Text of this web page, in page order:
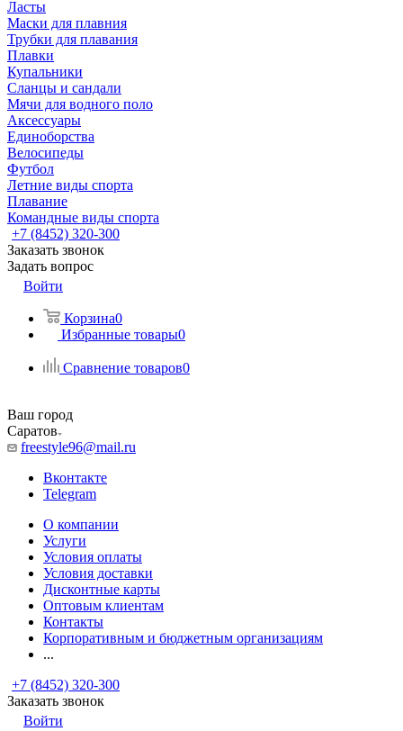
Ласты
Маски для плавния
Трубки для плавания
Плавки
Купальники
Сланцы и сандали
Мячи для водного поло
Аксессуары
Единоборства
Велосипеды
Футбол
Летние виды спорта
Плавание
Командные виды спорта
+7 (8452) 320-300
Заказать звонок
Задать вопрос
Войти
Корзина0
Избранные товары0
Сравнение товаров0
Ваш город
Саратов
freestyle96@mail.ru
Вконтакте
Telegram
О компании
Услуги
Условия оплаты
Условия доставки
Дисконтные карты
Оптовым клиентам
Контакты
Корпоративным и бюджетным организациям
...
+7 (8452) 320-300
Заказать звонок
Войти